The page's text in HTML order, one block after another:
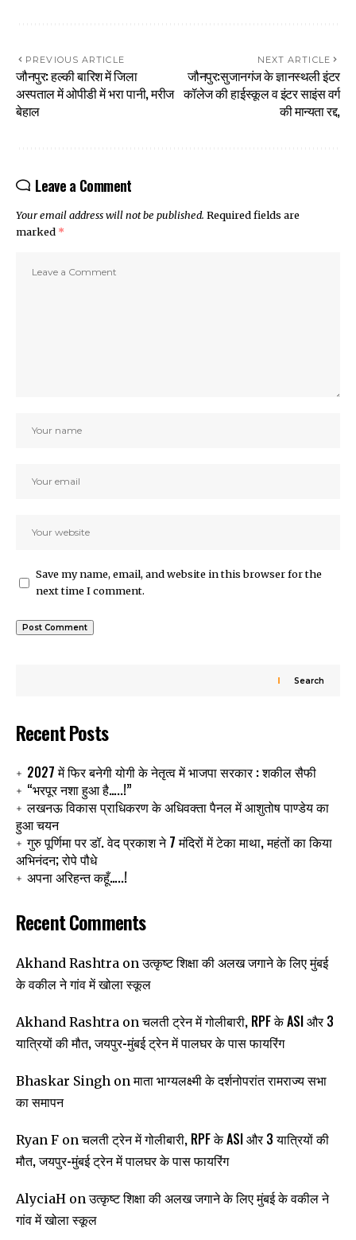
PREVIOUS ARTICLE
जौनपुर: हल्की बारिश में जिला
अस्पताल में ओपीडी में भरा पानी, मरीज
बेहाल
NEXT ARTICLE
जौनपुर:सुजानगंज के ज्ञानस्थली इंटर
कॉलेज की हाईस्कूल व इंटर साइंस वर्ग
की मान्यता रद्द,
Leave a Comment
Your email address will not be published. Required fields are
marked *
Save my name, email, and website in this browser for the
next time I comment.
Search
Recent Posts
2027 में फिर बनेगी योगी के नेतृत्व में भाजपा सरकार : शकील सैफी
“भरपूर नशा हुआ है…..!”
लखनऊ विकास प्राधिकरण के अधिवक्ता पैनल में आशुतोष पाण्डेय का
हुआ चयन
गुरु पूर्णिमा पर डॉ. वेद प्रकाश ने 7 मंदिरों में टेका माथा, महंतों का किया
अभिनंदन; रोपे पौधे
अपना अरिहन्त कहूँ…..!
Recent Comments
Akhand Rashtra onउत्कृष्ट शिक्षा की अलख जगाने के लिए मुंबई
के वकील ने गांव में खोला स्कूल
Akhand Rashtra onचलती ट्रेन में गोलीबारी, RPF के ASI और 3
यात्रियों की मौत, जयपुर-मुंबई ट्रेन में पालघर के पास फायरिंग
Bhaskar Singh onमाता भाग्यलक्ष्मी के दर्शनोपरांत रामराज्य सभा
का समापन
Ryan F onचलती ट्रेन में गोलीबारी, RPF के ASI और 3 यात्रियों की
मौत, जयपुर-मुंबई ट्रेन में पालघर के पास फायरिंग
AlyciaH onउत्कृष्ट शिक्षा की अलख जगाने के लिए मुंबई के वकील ने
गांव में खोला स्कूल